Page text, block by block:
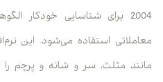
2004 برای شناسایی خودکار
معاملاتی استفاده می‌شود. این
مانند مثلث، سر و شانه و پرچم